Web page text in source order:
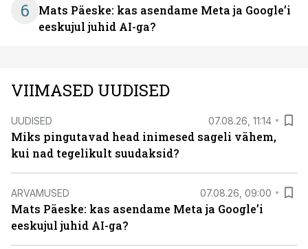
6
Mats Päeske: kas asendame Meta ja Google’i
eeskujul juhid AI-ga?
VIIMASED UUDISED
UUDISED 07.08.26, 11:14
Miks pingutavad head inimesed sageli vähem,
kui nad tegelikult suudaksid?
ARVAMUSED 07.08.26, 09:00
Mats Päeske: kas asendame Meta ja Google’i
eeskujul juhid AI-ga?